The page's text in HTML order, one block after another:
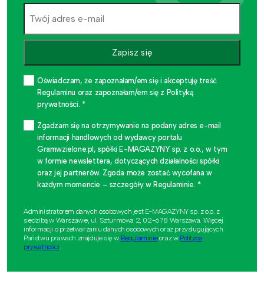
Zapisz się
Oświadczam, że zapoznałam/em się i akceptuję treść
Regulaminu oraz zapoznałam/em się z Polityką
prywatności. *
Zgadzam się na otrzymywanie na podany adres e-mail
informacji handlowych od wydawcy portalu
Gramwzielone.pl, spółki E-MAGAZYNY sp. z o.o., w tym
w formie newslettera, dotyczących działalności spółki
oraz jej partnerów. Zgoda może zostać wycofana w
każdym momencie – szczegóły w Regulaminie. *
Administratorem danych osobowych jest E-MAGAZYNY sp. z o.o. z
siedzibą w Warszawie, ul. Szturmowa 2, 02-678 Warszawa. Więcej
informacji o przetwarzaniu danych osobowych oraz przysługujących
Państwu prawach znajduje się w Regulaminieoraz w Polityce
prywatności.